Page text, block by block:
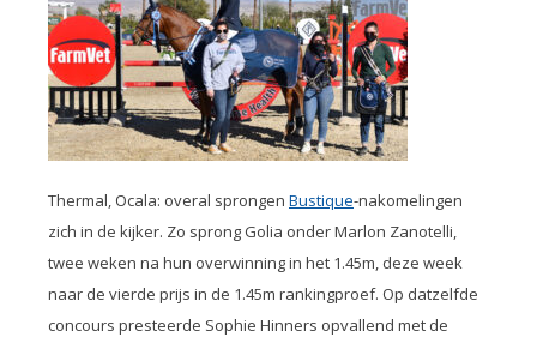
Thermal, Ocala: overal sprongen Bustique-nakomelingen
zich in de kijker. Zo sprong Golia onder Marlon Zanotelli,
twee weken na hun overwinning in het 1.45m, deze week
naar de vierde prijs in de 1.45m rankingproef. Op datzelfde
concours presteerde Sophie Hinners opvallend met de